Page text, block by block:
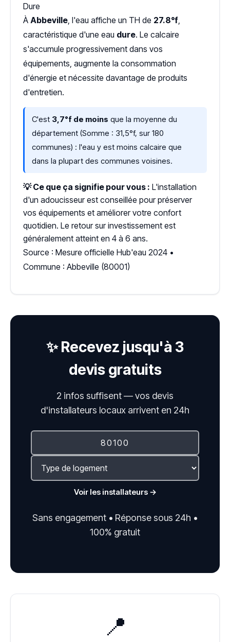
Dure
À Abbeville, l'eau affiche un TH de 27.8°f,
caractéristique d'une eau dure. Le calcaire
s'accumule progressivement dans vos
équipements, augmente la consommation
d'énergie et nécessite davantage de produits
d'entretien.
C'est 3,7°f de moins que la moyenne du
département (Somme : 31,5°f, sur 180
communes) : l'eau y est moins calcaire que
dans la plupart des communes voisines.
💡 Ce que ça signifie pour vous : L'installation
d'un adoucisseur est conseillée pour préserver
vos équipements et améliorer votre confort
quotidien. Le retour sur investissement est
généralement atteint en 4 à 6 ans.
Source : Mesure officielle Hub'eau 2024 •
Commune : Abbeville (80001)
✨ Recevez jusqu'à 3
devis gratuits
2 infos suffisent — vos devis
d'installateurs locaux arrivent en 24h
Voir les installateurs →
Sans engagement • Réponse sous 24h •
100% gratuit
📍